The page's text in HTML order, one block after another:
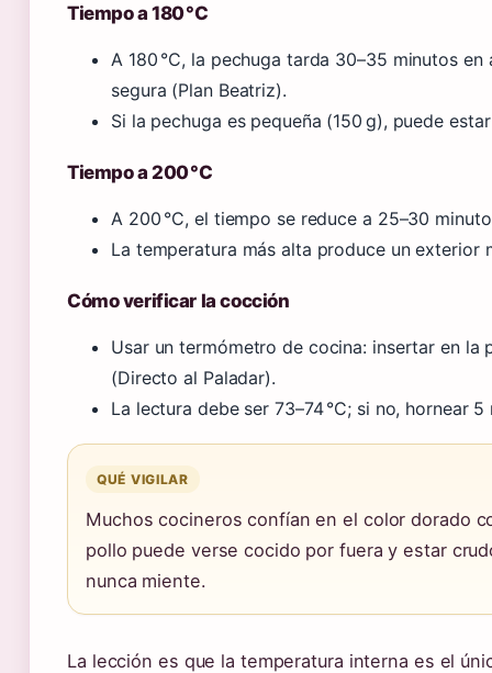
Tiempo a 180 °C
A 180 °C, la pechuga tarda 30–35 minutos
segura (Plan Beatriz).
Si la pechuga es pequeña (150 g), puede
Tiempo a 200 °C
A 200 °C, el tiempo se reduce a 25–30
La temperatura más alta produce un exterior
Cómo verificar la cocción
Usar un termómetro de cocina: insertar en la
(Directo al Paladar).
La lectura debe ser 73–74 °C; si no, hornear
QUÉ VIGILAR
Muchos cocineros confían en el color dorado
pollo puede verse cocido por fuera y estar
nunca miente.
La lección es que la temperatura interna es el